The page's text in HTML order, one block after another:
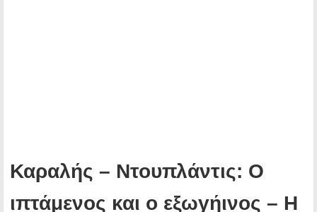
Καραλής – Ντουπλάντις: Ο
ιπτάμενος και ο εξωγήινος – Η